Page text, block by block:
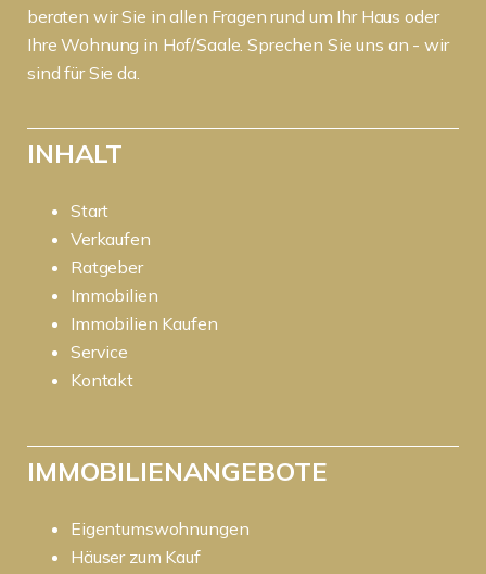
beraten wir Sie in allen Fragen rund um Ihr Haus oder
Ihre Wohnung in Hof/Saale. Sprechen Sie uns an - wir
sind für Sie da.
INHALT
Start
Verkaufen
Ratgeber
Immobilien
Immobilien Kaufen
Service
Kontakt
IMMOBILIENANGEBOTE
Eigentumswohnungen
Häuser zum Kauf